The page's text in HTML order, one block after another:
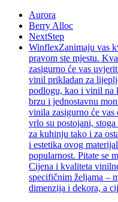
Aurora
Berry Alloc
NextStep
WinflexZanimaju vas
pravom ste mjestu.
zasigurno će vas
vinil prikladan za
podlogu, kao i vinil na
brzu i jednostavnu
vinila zasigurno će
vrlo su postojani,
za kuhinju tako i za
i estetika ovog
popularnost. Pitate se
Cijena i kvaliteta
specifičnim željama –
dimenzija i dekora, a